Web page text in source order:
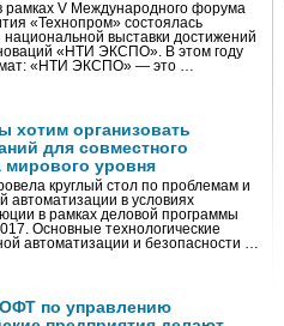
рамках V Международного форума
«Технопром» состоялась
выставки достижений
«НТИ ЭКСПО». В этом году
«НТИ ЭКСПО» — это …
организовать
для совместного
мирового уровня
круглый стол по проблемам и
в условиях
в рамках деловой программы
Основные технологические
автоматизации и безопасности …
по управлению